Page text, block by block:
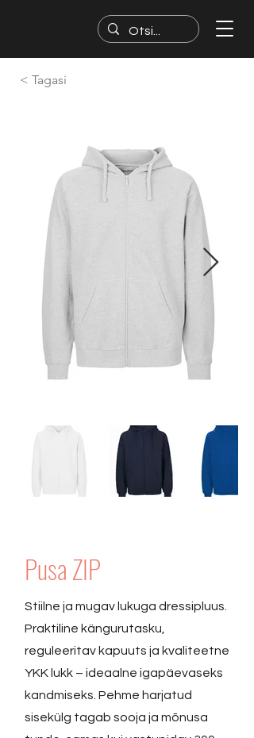
< Tagasi
Pusa ZIP
Stiilne ja mugav lukuga dressipluus.
Praktiline kängurutasku,
reguleeritav kapuuts ja kvaliteetne
YKK lukk – ideaalne igapäevaseks
kandmiseks. Pehme harjatud
sisekülg tagab sooja ja mõnusa